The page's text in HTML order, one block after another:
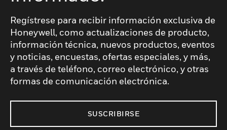
Regístrese para recibir información exclusiva de
Honeywell, como actualizaciones de producto,
información técnica, nuevos productos, eventos
y noticias, encuestas, ofertas especiales, y más,
a través de teléfono, correo electrónico, y otras
formas de comunicación electrónica.
SUSCRIBIRSE